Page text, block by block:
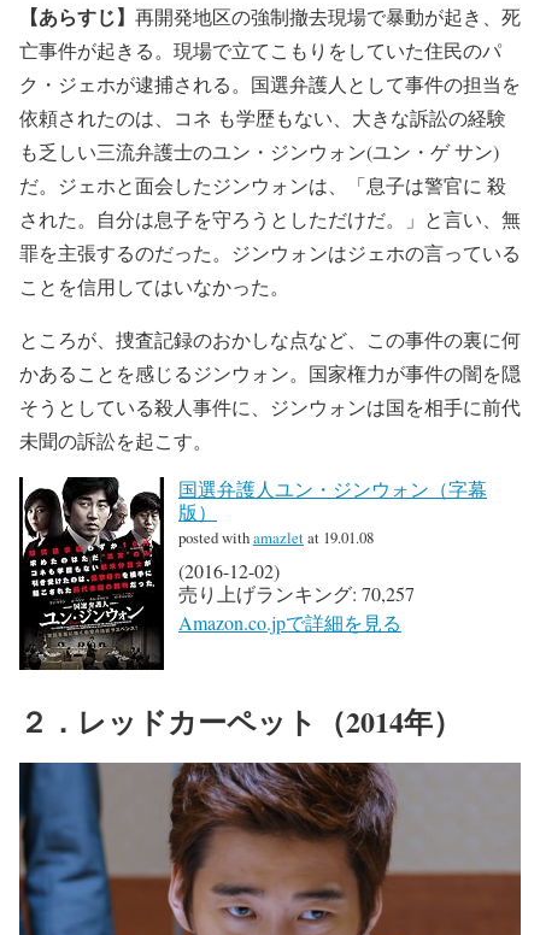
【あらすじ】 再開発地区の強制撤去現場で暴動が起き、死
亡事件が起きる。現場で立てこもりをしていた住民のパ
ク・ジェホが逮捕される。国選弁護人として事件の担当を
依頼されたのは、コネ も学歴もない、大きな訴訟の経験
も乏しい三流弁護士のユン・ジンウォン(ユン・ゲ サン)
だ。ジェホと面会したジンウォンは、「息子は警官に 殺
された。自分は息子を守ろうとしただけだ。」と言い、無
罪を主張するのだった。ジンウォンはジェホの言っている
ことを信用してはいなかった。
ところが、捜査記録のおかしな点など、この事件の裏に何
かあることを感じるジンウォン。国家権力が事件の闇を隠
そうとしている殺人事件に、ジンウォンは国を相手に前代
未聞の訴訟を起こす。
国選弁護人ユン・ジンウォン（字幕
版）
posted withamazletat 19.01.08
(2016-12-02)
売り上げランキング: 70,257
Amazon.co.jpで詳細を見る
２．レッドカーペット（2014年）